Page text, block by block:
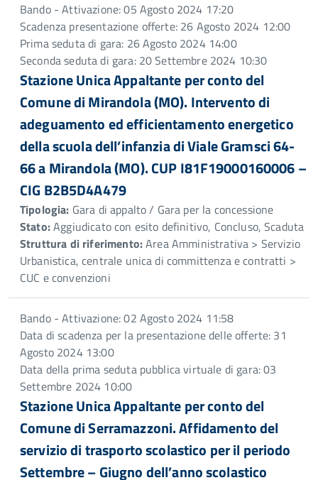
Bando - Attivazione: 05 Agosto 2024 17:20
Scadenza presentazione offerte: 26 Agosto 2024 12:00
Prima seduta di gara: 26 Agosto 2024 14:00
Seconda seduta di gara: 20 Settembre 2024 10:30
Stazione Unica Appaltante per conto del
Comune di Mirandola (MO). Intervento di
adeguamento ed efficientamento energetico
della scuola dell’infanzia di Viale Gramsci 64-
66 a Mirandola (MO). CUP I81F19000160006 –
CIG B2B5D4A479
Tipologia: Gara di appalto / Gara per la concessione
Stato:Aggiudicato con esito definitivo, Concluso, Scaduta
Struttura di riferimento:Area Amministrativa > Servizio
Urbanistica, centrale unica di committenza e contratti >
CUC e convenzioni
Bando - Attivazione: 02 Agosto 2024 11:58
Data di scadenza per la presentazione delle offerte: 31
Agosto 2024 13:00
Data della prima seduta pubblica virtuale di gara: 03
Settembre 2024 10:00
Stazione Unica Appaltante per conto del
Comune di Serramazzoni. Affidamento del
servizio di trasporto scolastico per il periodo
Settembre – Giugno dell’anno scolastico